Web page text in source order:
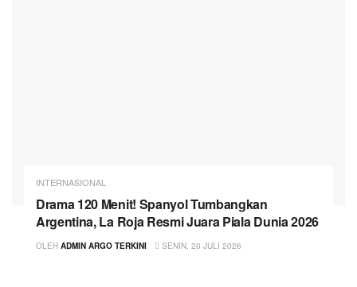
INTERNASIONAL
Drama 120 Menit! Spanyol Tumbangkan
Argentina, La Roja Resmi Juara Piala Dunia 2026
OLEH ADMIN ARGO TERKINI SENIN, 20 JULI 2026